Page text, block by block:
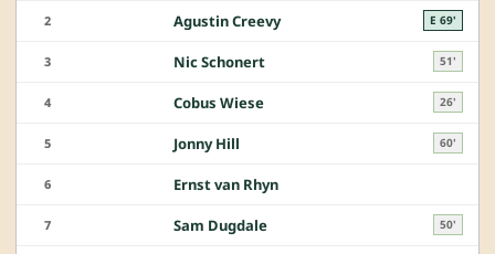
2 Agustin Creevy E 69'
3 Nic Schonert 51'
4 Cobus Wiese 26'
5 Jonny Hill 60'
6 Ernst van Rhyn
7 Sam Dugdale 50'